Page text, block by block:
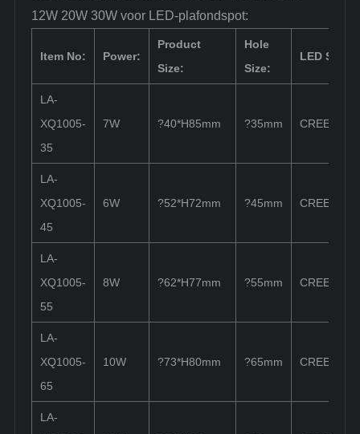
12W 20W 30W voor LED-plafondspot:
Item No: Power:
Product
Size:
Hole
Size:
LED
LA-
XQ1005-
35
7W ?40*H85mm ?35mm CREE/
LA-
XQ1005-
45
6W ?52*H72mm ?45mm CREE/
LA-
XQ1005-
55
8W ?62*H77mm ?55mm CREE/
LA-
XQ1005-
65
10W ?73*H80mm ?65mm CREE/
LA-